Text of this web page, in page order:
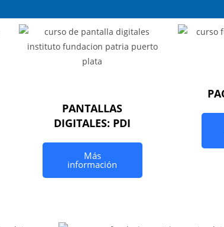
PANTALLAS
DIGITALES: PDI
Más
información